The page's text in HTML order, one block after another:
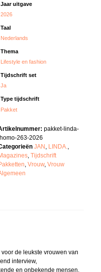
Jaar uitgave
2026
Taal
Nederlands
Thema
Lifestyle en fashion
Tijdschrift set
Ja
Type tijdschrift
Pakket
pakket-linda-
lhomo-263-2026
JAN , LINDA.,
, Tijdschrift
, Vrouw, Vrouw
de leukste vrouwen van
interview,
en onbekende mensen,